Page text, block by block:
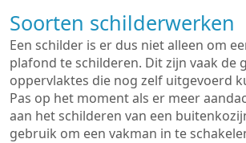
Soorten schilderwerken
Een schilder is er dus niet alleen om
plafond te schilderen. Dit zijn vaak de
oppervlaktes die nog zelf uitgevoerd
Pas op het moment als er meer
aan het schilderen van een
gebruik om een vakman in te